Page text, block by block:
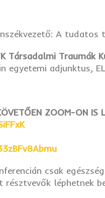
A tudatos
Társadalmi Traumák
egyetemi adjunktus,
ZOOM-ON IS
csak
léphetnek